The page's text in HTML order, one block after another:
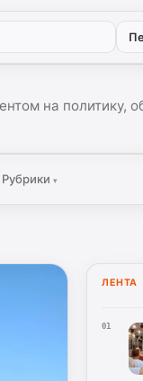
на политику,
Рубрики▾
ЛЕНТА
01